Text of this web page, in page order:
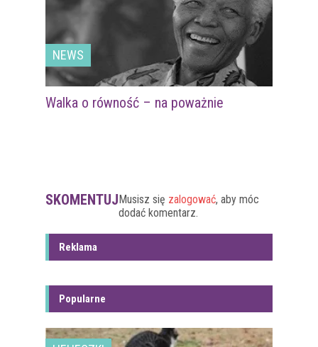
NEWS
Walka o równość – na poważnie
SKOMENTUJ Musisz się zalogować, aby móc
dodać komentarz.
Reklama
Popularne